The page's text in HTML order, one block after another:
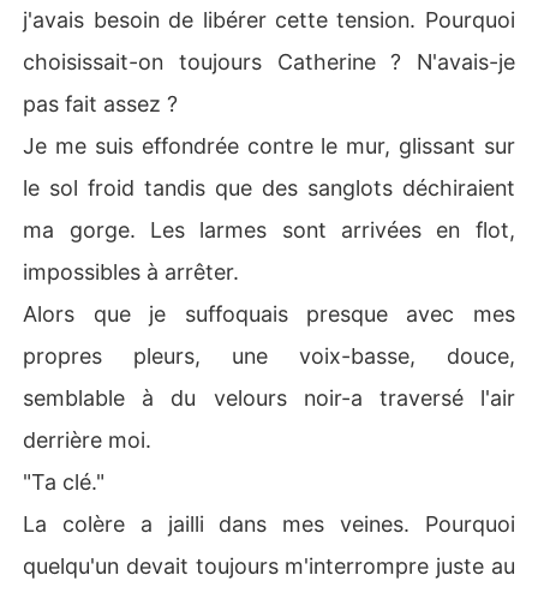
j'avais besoin de libérer cette tension. Pourquoi
choisissait-on toujours Catherine ? N'avais-je
pas fait assez ?
Je me suis effondrée contre le mur, glissant sur
le sol froid tandis que des sanglots déchiraient
ma gorge. Les larmes sont arrivées en flot,
impossibles à arrêter.
Alors que je suffoquais presque avec mes
propres pleurs, une voix-basse, douce,
semblable à du velours noir-a traversé l'air
derrière moi.
"Ta clé."
La colère a jailli dans mes veines. Pourquoi
quelqu'un devait toujours m'interrompre juste au